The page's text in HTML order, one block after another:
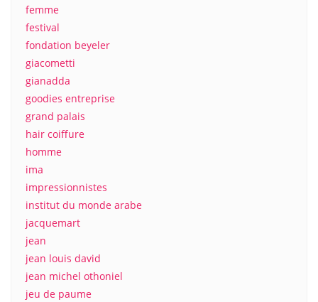
femme
festival
fondation beyeler
giacometti
gianadda
goodies entreprise
grand palais
hair coiffure
homme
ima
impressionnistes
institut du monde arabe
jacquemart
jean
jean louis david
jean michel othoniel
jeu de paume